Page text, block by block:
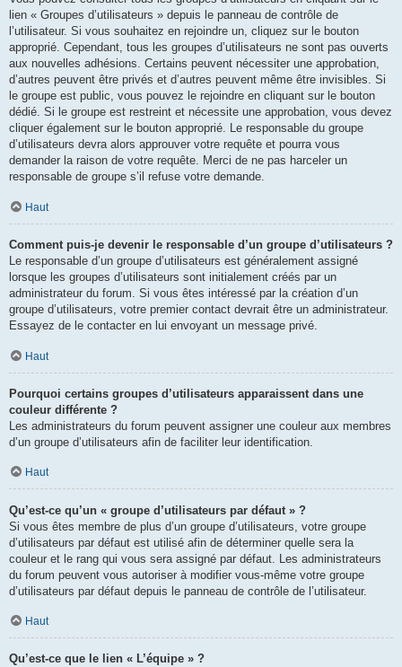
lien « Groupes d’utilisateurs » depuis le panneau de contrôle de
l’utilisateur. Si vous souhaitez en rejoindre un, cliquez sur le bouton
approprié. Cependant, tous les groupes d’utilisateurs ne sont pas ouverts
aux nouvelles adhésions. Certains peuvent nécessiter une approbation,
d’autres peuvent être privés et d’autres peuvent même être invisibles. Si
le groupe est public, vous pouvez le rejoindre en cliquant sur le bouton
dédié. Si le groupe est restreint et nécessite une approbation, vous devez
cliquer également sur le bouton approprié. Le responsable du groupe
d’utilisateurs devra alors approuver votre requête et pourra vous
demander la raison de votre requête. Merci de ne pas harceler un
responsable de groupe s’il refuse votre demande.
Haut
Comment puis-je devenir le responsable d’un groupe d’utilisateurs ?
Le responsable d’un groupe d’utilisateurs est généralement assigné
lorsque les groupes d’utilisateurs sont initialement créés par un
administrateur du forum. Si vous êtes intéressé par la création d’un
groupe d’utilisateurs, votre premier contact devrait être un administrateur.
Essayez de le contacter en lui envoyant un message privé.
Haut
Pourquoi certains groupes d’utilisateurs apparaissent dans une
couleur différente ?
Les administrateurs du forum peuvent assigner une couleur aux membres
d’un groupe d’utilisateurs afin de faciliter leur identification.
Haut
Qu’est-ce qu’un « groupe d’utilisateurs par défaut » ?
Si vous êtes membre de plus d’un groupe d’utilisateurs, votre groupe
d’utilisateurs par défaut est utilisé afin de déterminer quelle sera la
couleur et le rang qui vous sera assigné par défaut. Les administrateurs
du forum peuvent vous autoriser à modifier vous-même votre groupe
d’utilisateurs par défaut depuis le panneau de contrôle de l’utilisateur.
Haut
Qu’est-ce que le lien « L’équipe » ?